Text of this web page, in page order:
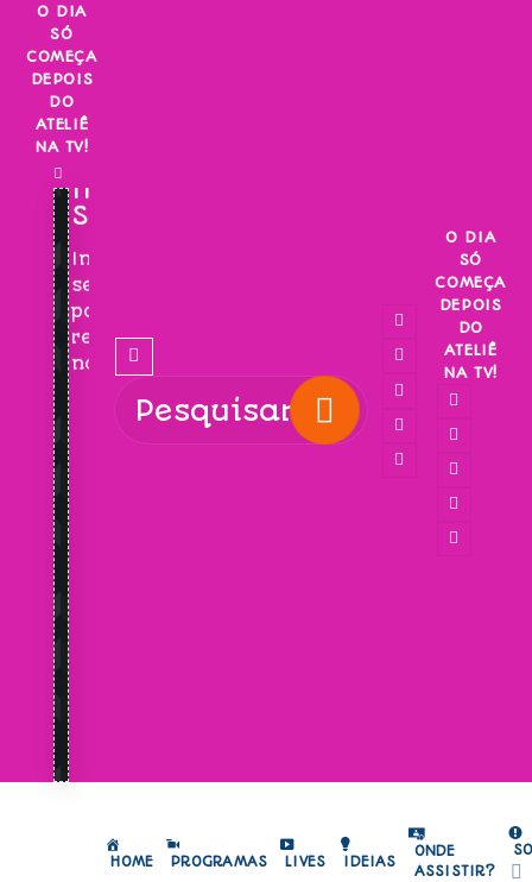
Skip
content
O DIA
SÓ
COMEÇA
DEPOIS
DO
ATELIÊ
NA TV!
INSCREVA-
SE!
Inscreva-
se
para
receber
novidades!
O DIA
SÓ
COMEÇA
DEPOIS
DO
ATELIÊ
NA TV!
HOME PROGRAMAS LIVES IDEIAS
ONDE
ASSISTIR?